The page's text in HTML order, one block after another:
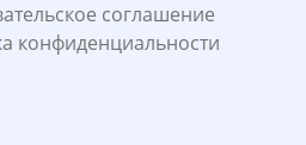
соглашение
конфиденциальности